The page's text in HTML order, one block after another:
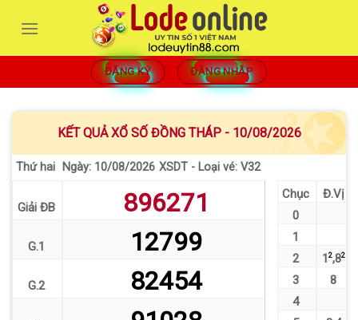
ĐĂNG KÝ ĐĂNG NHẬP
KẾT QUẢ XỔ SỐ ĐỒNG THÁP - 10/08/2026
Thứ hai Ngày: 10/08/2026 XSDT - Loại vé: V32
Giải ĐB 896271
G.1 12799
G.2 82454
Chục
Đ.Vị
0
1
2
1 2,82
3
8
4